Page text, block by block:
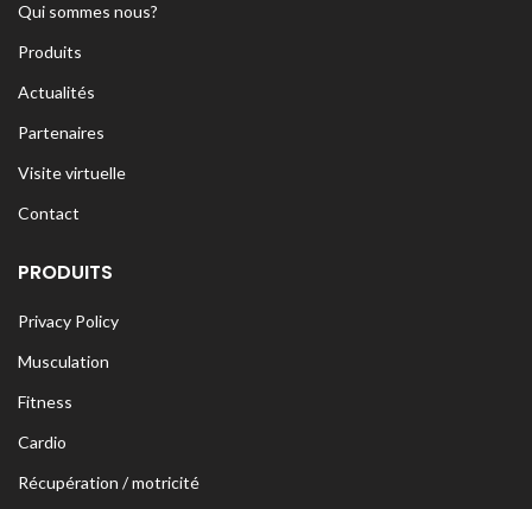
Qui sommes nous?
Produits
Actualités
Partenaires
Visite virtuelle
Contact
PRODUITS
Privacy Policy
Musculation
Fitness
Cardio
Récupération / motricité